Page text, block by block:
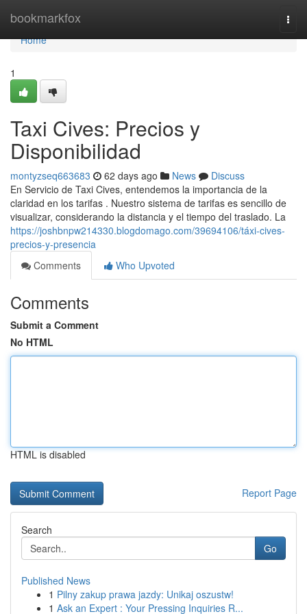
bookmarkfox
Home
Home
1
Taxi Cives: Precios y
Disponibilidad
montyzseq663683 62 days ago News
Discuss
En Servicio de Taxi Cives, entendemos la importancia de la
claridad en los tarifas . Nuestro sistema de tarifas es sencillo de
visualizar, considerando la distancia y el tiempo del traslado. La
https://joshbnpw214330.blogdomago.com/39694106/táxi-cives-
precios-y-presencia
Comments
Who Upvoted
Comments
Submit a Comment
No HTML
HTML is disabled
Report Page
Search
Go
Published News
1 Pilny zakup prawa jazdy: Unikaj oszustw!
1 Ask an Expert : Your Pressing Inquiries R...